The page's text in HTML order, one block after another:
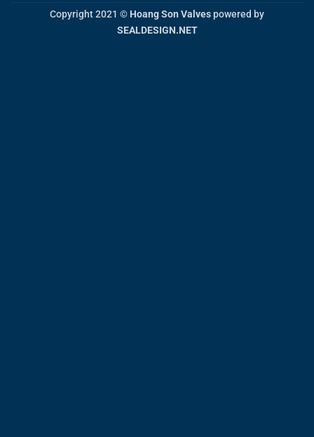
Copyright 2021 © Hoang Son Valvespowered by
SEALDESIGN.NET